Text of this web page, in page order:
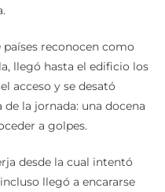
llegó hasta el edificio los
acceso y se desató
la jornada: una docena
a golpes.
llegó a encararse
los dos rostros